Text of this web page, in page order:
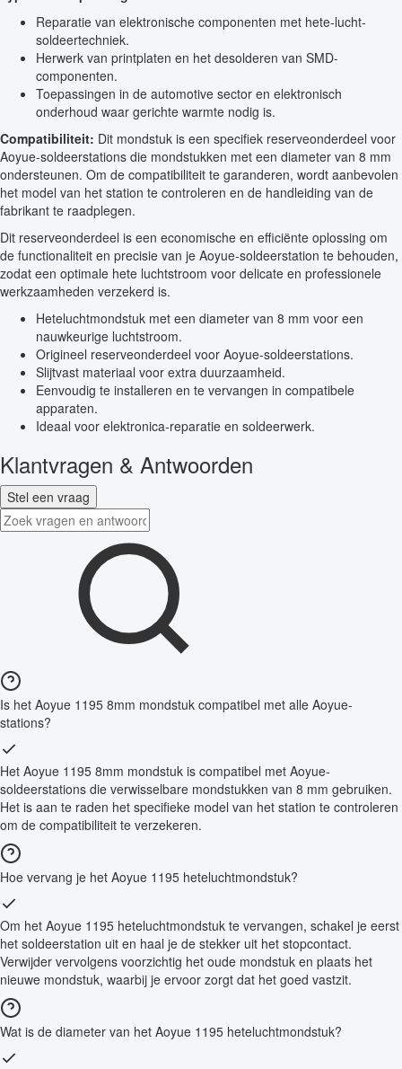
Reparatie van elektronische componenten met hete-lucht-
soldeertechniek.
Herwerk van printplaten en het desolderen van SMD-
componenten.
Toepassingen in de automotive sector en elektronisch
onderhoud waar gerichte warmte nodig is.
Compatibiliteit: Dit mondstuk is een specifiek reserveonderdeel voor
Aoyue-soldeerstations die mondstukken met een diameter van 8 mm
ondersteunen. Om de compatibiliteit te garanderen, wordt aanbevolen
het model van het station te controleren en de handleiding van de
fabrikant te raadplegen.
Dit reserveonderdeel is een economische en efficiënte oplossing om
de functionaliteit en precisie van je Aoyue-soldeerstation te behouden,
zodat een optimale hete luchtstroom voor delicate en professionele
werkzaamheden verzekerd is.
Heteluchtmondstuk met een diameter van 8 mm voor een
nauwkeurige luchtstroom.
Origineel reserveonderdeel voor Aoyue-soldeerstations.
Slijtvast materiaal voor extra duurzaamheid.
Eenvoudig te installeren en te vervangen in compatibele
apparaten.
Ideaal voor elektronica-reparatie en soldeerwerk.
Klantvragen & Antwoorden
Stel een vraag
Is het Aoyue 1195 8mm mondstuk compatibel met alle Aoyue-
stations?
Het Aoyue 1195 8mm mondstuk is compatibel met Aoyue-
soldeerstations die verwisselbare mondstukken van 8 mm gebruiken.
Het is aan te raden het specifieke model van het station te controleren
om de compatibiliteit te verzekeren.
Hoe vervang je het Aoyue 1195 heteluchtmondstuk?
Om het Aoyue 1195 heteluchtmondstuk te vervangen, schakel je eerst
het soldeerstation uit en haal je de stekker uit het stopcontact.
Verwijder vervolgens voorzichtig het oude mondstuk en plaats het
nieuwe mondstuk, waarbij je ervoor zorgt dat het goed vastzit.
Wat is de diameter van het Aoyue 1195 heteluchtmondstuk?